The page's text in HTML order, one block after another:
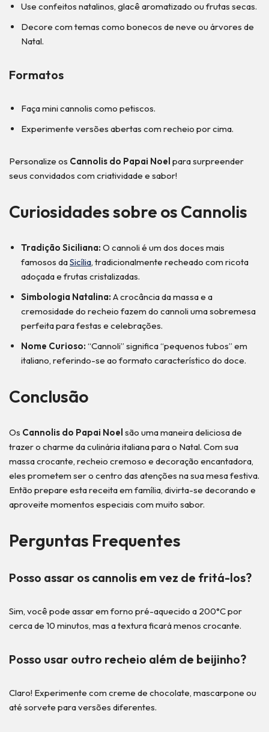
Use confeitos natalinos, glacê aromatizado ou frutas secas.
Decore com temas como bonecos de neve ou árvores de
Natal.
Formatos
Faça mini cannolis como petiscos.
Experimente versões abertas com recheio por cima.
Personalize os Cannolis do Papai Noel para surpreender
seus convidados com criatividade e sabor!
Curiosidades sobre os Cannolis
Tradição Siciliana: O cannoli é um dos doces mais
famosos daSicília, tradicionalmente recheado com ricota
adoçada e frutas cristalizadas.
Simbologia Natalina: A crocância da massa e a
cremosidade do recheio fazem do cannoli uma sobremesa
perfeita para festas e celebrações.
Nome Curioso: “Cannoli” significa “pequenos tubos” em
italiano, referindo-se ao formato característico do doce.
Conclusão
Os Cannolis do Papai Noel são uma maneira deliciosa de
trazer o charme da culinária italiana para o Natal. Com sua
massa crocante, recheio cremoso e decoração encantadora,
eles prometem ser o centro das atenções na sua mesa festiva.
Então prepare esta receita em família, divirta-se decorando e
aproveite momentos especiais com muito sabor.
Perguntas Frequentes
Posso assar os cannolis em vez de fritá-los?
Sim, você pode assar em forno pré-aquecido a 200°C por
cerca de 10 minutos, mas a textura ficará menos crocante.
Posso usar outro recheio além de beijinho?
Claro! Experimente com creme de chocolate, mascarpone ou
até sorvete para versões diferentes.